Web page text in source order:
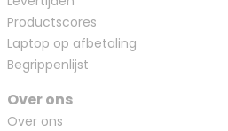
Productscores
Laptop op afbetaling
Begrippenlijst
Over ons
Over ons